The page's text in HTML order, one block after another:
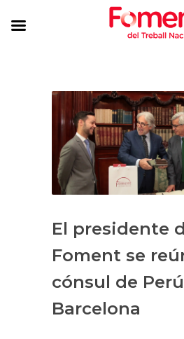
El presidente
Foment se
cónsul de
Barcelona